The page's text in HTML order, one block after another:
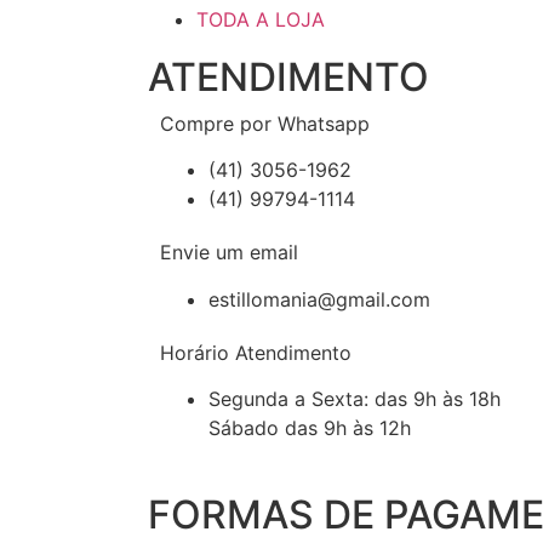
TODA A LOJA
ATENDIMENTO
Compre por Whatsapp
(41) 3056-1962
(41) 99794-1114
Envie um email
estillomania@gmail.com
Horário Atendimento
Segunda a Sexta: das 9h às 18h
Sábado das 9h às 12h
FORMAS DE